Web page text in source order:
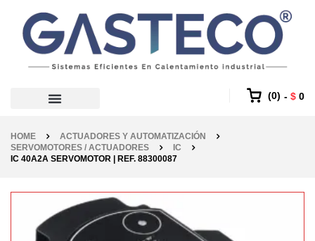
0 $0
HOME
ACTUADORES Y AUTOMATIZACIÓN
SERVOMOTORES / ACTUADORES
IC
IC 40A2A SERVOMOTOR | REF. 88300087